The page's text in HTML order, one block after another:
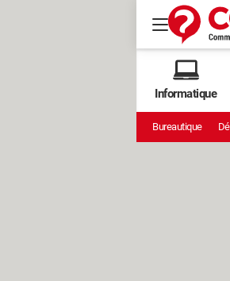
Informatique
Bureautique